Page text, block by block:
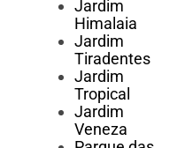
Jardim
Himalaia
Jardim
Tiradentes
Jardim
Tropical
Jardim
Veneza